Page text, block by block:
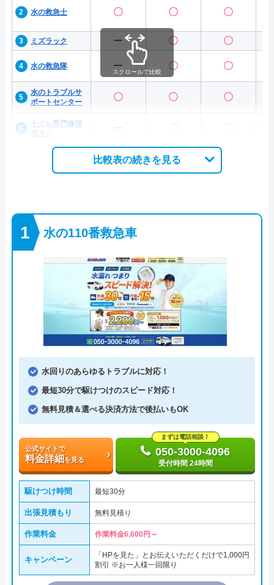
水の救急士 〇 〇 〇
ミズラック ー 〇 〇
水の救急隊 ー 〇 〇
水のトラブルサ
ポートセンター
〇 〇 〇
トイレ専門修理
スクロールで比較
比較表の続きを見る
水の110番救急車
水回りのあらゆるトラブルに対応！
最短30分で駆けつけのスピード対応！
無料見積＆選べる決済方法で後払いもOK
公式サイトで
料金詳細を見る
まずは電話相談！
050-3000-4096
受付時間 24時間
駆けつけ時間 最短30分
出張見積もり 無料見積り
作業料金 作業料金6,600円～
キャンペーン
「HPを見た」とお伝えいただくだけで1,000円
割引 ※お一人様一回限り